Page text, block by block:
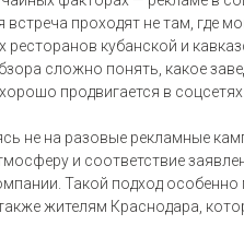
проходят не там, где
кубанской и
сложно понять, какое
продвигается в соцсетях.
не на разовые рекламные
и соответствие
Такой подход особенно
жителям Краснодара,